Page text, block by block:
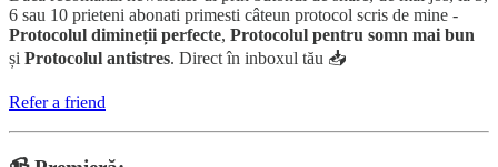
6 sau 10 prieteni abonati primesti câteun protocol scris de mine -
Protocolul dimineții perfecte, Protocolul pentru somn mai bun
și Protocolul antistres. Direct în inboxul tău 📥
Refer a friend